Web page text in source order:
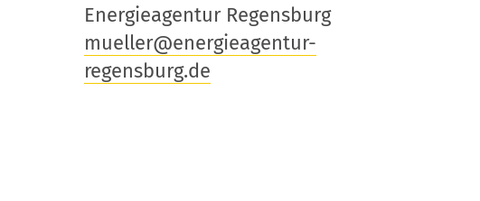
Energieagentur Regensburg
mueller@energieagentur-
regensburg.de